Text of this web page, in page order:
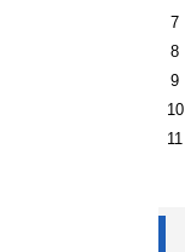
7
8
9
10
11